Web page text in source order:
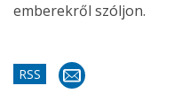
emberekről szóljon.
RSS